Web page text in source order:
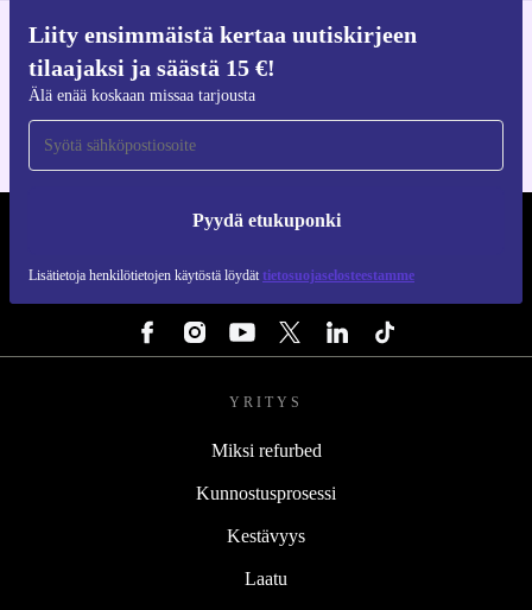
Liity ensimmäistä kertaa uutiskirjeen
tilaajaksi ja säästä 15 €!
Älä enää koskaan missaa tarjousta
Pyydä etukuponki
Lisätietoja henkilötietojen käytöstä löydät tietosuojaselosteestamme
Hanki refurbed-sovellus
iOS:lle ja Androidille
YRITYS
Miksi refurbed
Kunnostusprosessi
Kestävyys
Laatu